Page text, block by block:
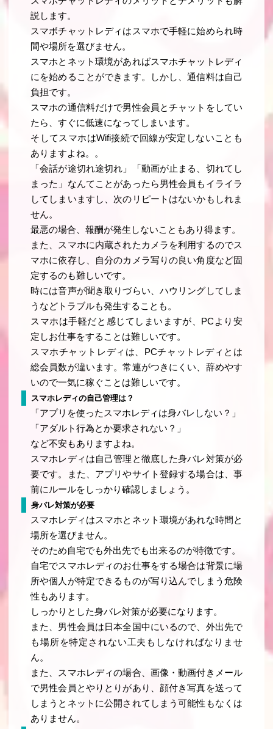
説します。
スマボチャットレディはスマホで手軽に始められ時
間や場所を選びません。
スマホとネット環境があればスマホチャットレディ
にを始めることができます。しかし、通信料は自己
負担です。
スマホの通信料だけで男性会員とチャットをしてい
たら、すぐに低速になってしまいます。
そしてスマホはWifi接続で回線が安定しないことも
ありますよね。。
「会話が途切れ途切れ」「動画が止まる、切れてし
まった」なんてことがあったら男性会員もイライラ
してしまいますし、次のリピートはないかもしれま
せん。
最悪の場合、報酬が発生しないこともあり得ます。
また、スマホに内蔵されたカメラを利用するのでス
マホに依存し、自分のカメラ写りの良い角度など固
定するのも難しいです。
時には音声が聞き取りづらい、ハウリングしてしま
うなどトラブルも発生することも。
スマホは手軽だと感じてしまいますが、PCより安
定しお仕事をすることは難しいです。
スマホチャットレディは、PCチャットレディとは
総会員数が違います。常連がつきにくい、辞めやす
いので一気に稼ぐことは難しいです。
スマホレディの自己管理は？
「アプリを使ったスマホレディは身バレしない？」
「アダルト行為とか要求されない？」
など不安もありますよね。
スマホレディは自己管理と徹底した身バレ対策が必
要です。また、アプリやサイト登録する場合は、事
前にルールをしっかり確認しましょう。
身バレ対策が必要
スマホレディはスマホとネット環境があれな時間と
場所を選びません。
そのため自宅でも外出先でも出来るのが特徴です。
自宅でスマホレディのお仕事をする場合は背景に場
所や個人が特定できるものが写り込んでしまう危険
性もあります。
しっかりとした身バレ対策が必要になります。
また、男性会員は日本全国中にいるので、外出先で
も場所を特定されない工夫もしなければなりませ
ん。
また、スマホレディの場合、画像・動画付きメール
で男性会員とやりとりがあり、顔付き写真を送って
しまうとネットに公開されてしまう可能性もなくは
ありません。